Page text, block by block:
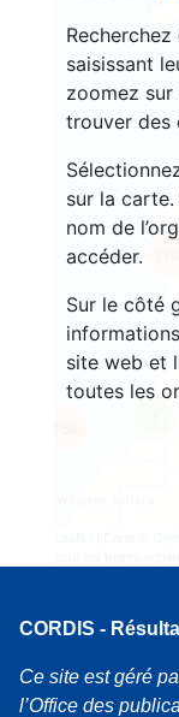
saisissant
zoomez
trouver des
sur la
nom de
accéder.
Sur le côté
site web et
toutes les
CORDIS -
Ce site est géré
l’Office des